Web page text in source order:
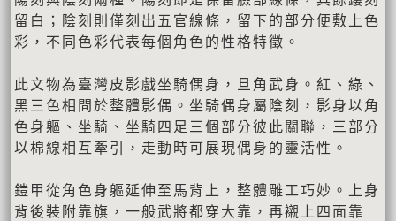
留白；陰刻則僅刻出五官線條，留下的部分便敷上色
彩，不同色彩代表每個角色的性格特徵。
此文物為臺灣皮影戲坐騎偶身，旦角武身。紅、綠、
黑三色相間於整體影偶。坐騎偶身屬陰刻，影身以角
色身軀、坐騎、坐騎四足三個部分彼此關聯，三部分
以棉線相互牽引，走動時可展現偶身的靈活性。
鎧甲從角色身軀延伸至馬背上，整體雕工巧妙。上身
背後裝附靠旗，一般武將都穿大靠，再襯上四面靠